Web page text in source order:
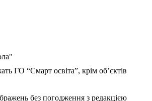
ГО “Смарт освіта”, крім об’єктів
без погодження з редакцією